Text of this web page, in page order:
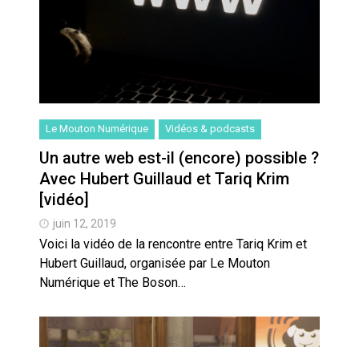
Le Mouton Numérique Vidéos & podcasts
Un autre web est-il (encore) possible ?
Avec Hubert Guillaud et Tariq Krim
[vidéo]
juin 12, 2019
Voici la vidéo de la rencontre entre Tariq Krim et
Hubert Guillaud, organisée par Le Mouton
Numérique et The Boson…